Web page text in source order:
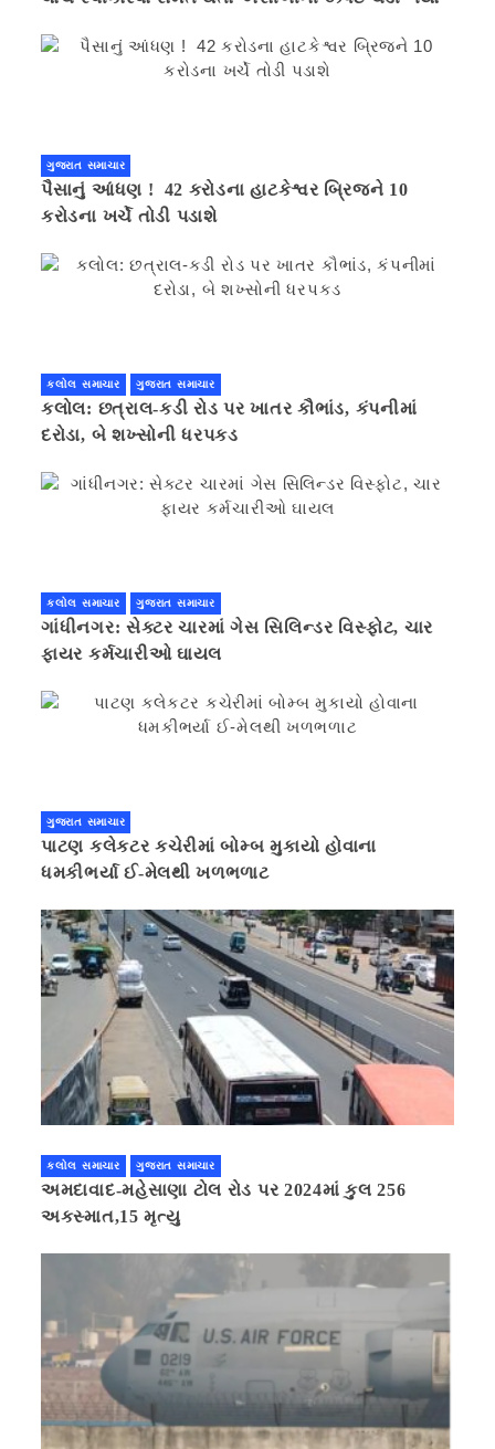
ગુજરાત સમાચાર
પૈસાનું આંધણ ! 42 કરોડના હાટકેશ્વર બ્રિજને 10
કરોડના ખર્ચે તોડી પડાશે
કલોલ સમાચાર ગુજરાત સમાચાર
કલોલ: છત્રાલ-કડી રોડ પર ખાતર કૌભાંડ, કંપનીમાં
દરોડા, બે શખ્સોની ધરપકડ
કલોલ સમાચાર ગુજરાત સમાચાર
ગાંધીનગર: સેક્ટર ચારમાં ગેસ સિલિન્ડર વિસ્ફોટ, ચાર
ફાયર કર્મચારીઓ ઘાયલ
ગુજરાત સમાચાર
પાટણ કલેકટર કચેરીમાં બોમ્બ મુકાયો હોવાના
ધમકીભર્યા ઈ-મેલથી ખળભળાટ
કલોલ સમાચાર ગુજરાત સમાચાર
અમદાવાદ-મહેસાણા ટોલ રોડ પર 2024માં કુલ 256
અકસ્માત,15 મૃત્યુ